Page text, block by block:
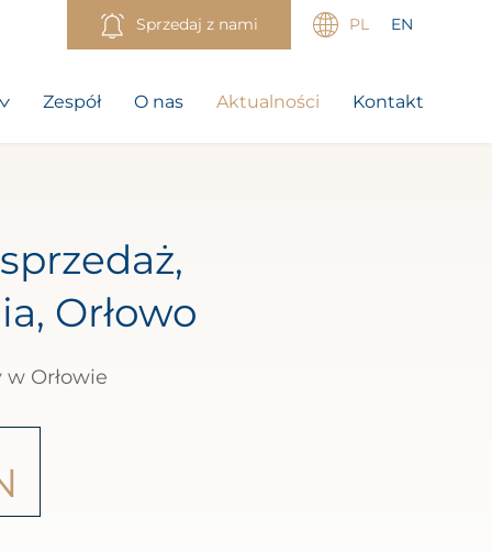
Sprzedaj z nami PL EN
Zespół O nas Aktualności Kontakt
Orłowo
Orłowie